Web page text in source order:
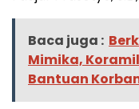
Baca juga :
Mimika,
Bantuan